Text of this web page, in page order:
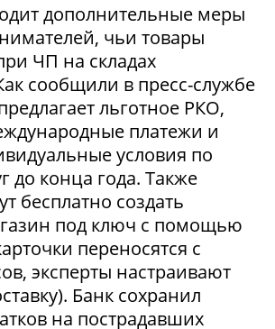
дополнительные меры
чьи товары
ЧП на складах
сообщили в пресс-службе
льготное РКО,
платежи и
условия по
до конца года. Также
бесплатно создать
под ключ с помощью
переносятся с
эксперты настраивают
Банк сохранил
на пострадавших